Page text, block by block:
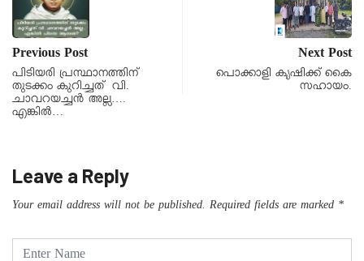
Previous Post
പിടിയരി പ്രസ്ഥാനത്തിന്
തുടക്കം കുറിച്ചത് വി.
ചാവറയച്ചൻ അല്ല….
എങ്കിൽ…
Next Post
പൊക്കാളി കൃഷിക്ക് കൈ
സഹായം.
Leave a Reply
Your email address will not be published. Required fields are marked *